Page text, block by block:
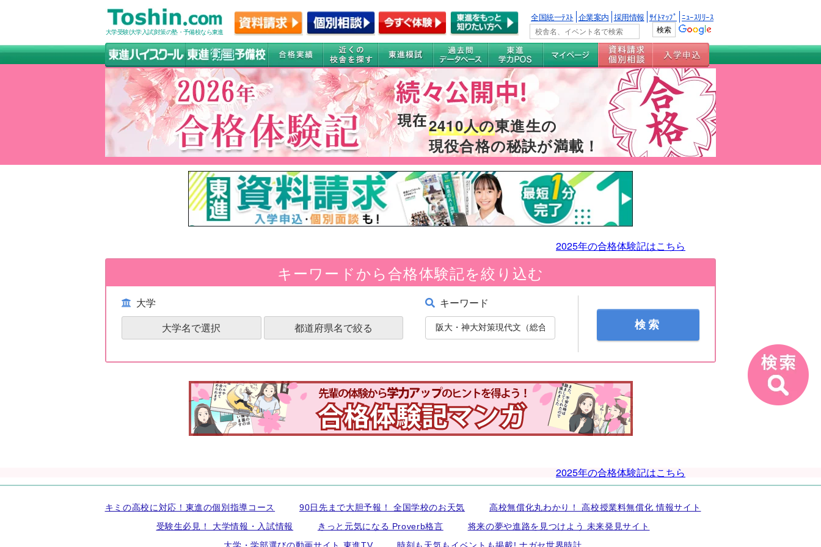
大学受験(大学入試)対策の塾・予備校なら東進
全国統一ﾃｽﾄ 企業案内 採用情報 ｻｲﾄﾏｯﾌﾟ ﾆｭｰｽﾘﾘｰｽ
2410人の東進生の
現役合格の秘訣が満載！
2025年の合格体験記はこちら
キーワードから合格体験記を絞り込む
大学
大学名で選択
都道府県名で絞る
キーワード
検索
2025年の合格体験記はこちら
キミの高校に対応！東進の個別指導コース 90日先まで大胆予報！ 全国学校のお天気
高校無償化丸わかり！ 高校授業料無償化 情報サイト
受験生必見！ 大学情報・入試情報
きっと元気になる Proverb格言
将来の夢や進路を見つけよう 未来発見サイト